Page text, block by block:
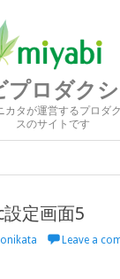
プロダク
カタが運営するプロダ
スのサイトです
設定画面5
onikata Leave a